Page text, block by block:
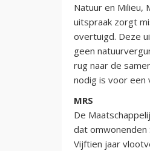
Natuur en Milieu,
uitspraak zorgt
overtuigd. Deze
geen
rug naar de
nodig is voor een
MRS
De
dat omwonenden
Vijftien jaar